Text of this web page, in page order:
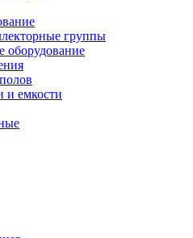
группы
оборудование
и емкости